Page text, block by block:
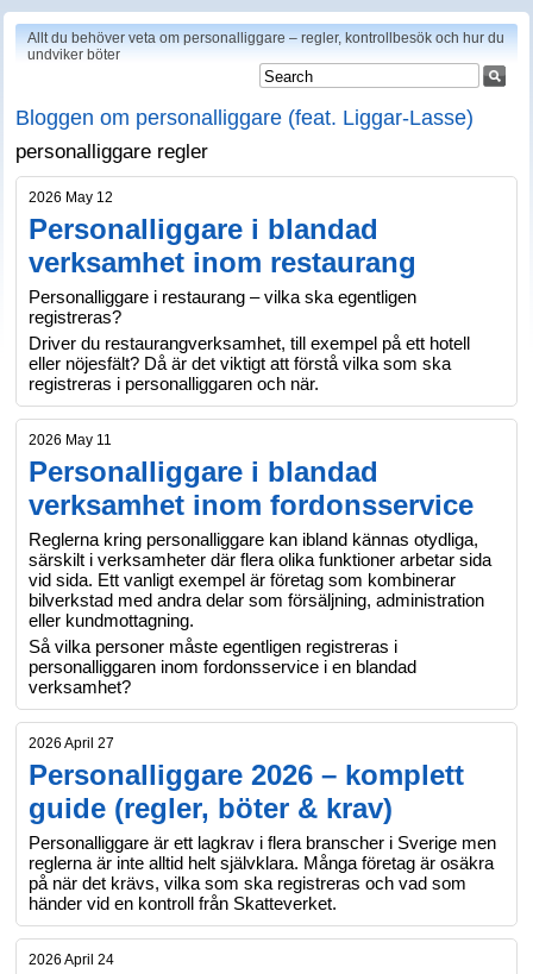
Allt du behöver veta om personalliggare – regler, kontrollbesök och hur du
undviker böter
Bloggen om personalliggare (feat. Liggar-Lasse)
personalliggare regler
2026 May 12
Personalliggare i blandad
verksamhet inom restaurang
Personalliggare i restaurang – vilka ska egentligen
registreras?
Driver du restaurangverksamhet, till exempel på ett hotell
eller nöjesfält? Då är det viktigt att förstå vilka som ska
registreras i personalliggaren och när.
2026 May 11
Personalliggare i blandad
verksamhet inom fordonsservice
Reglerna kring personalliggare kan ibland kännas otydliga,
särskilt i verksamheter där flera olika funktioner arbetar sida
vid sida. Ett vanligt exempel är företag som kombinerar
bilverkstad med andra delar som försäljning, administration
eller kundmottagning.
Så vilka personer måste egentligen registreras i
personalliggaren inom fordonsservice i en blandad
verksamhet?
2026 April 27
Personalliggare 2026 – komplett
guide (regler, böter & krav)
Personalliggare är ett lagkrav i flera branscher i Sverige men
reglerna är inte alltid helt självklara. Många företag är osäkra
på när det krävs, vilka som ska registreras och vad som
händer vid en kontroll från Skatteverket.
2026 April 24